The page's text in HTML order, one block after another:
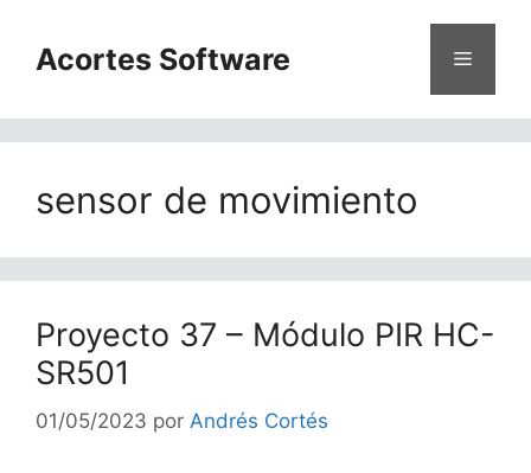
contenido
Acortes Software Menú
sensor de movimiento
Proyecto 37 – Módulo PIR HC-
SR501
01/05/2023 por Andrés Cortés